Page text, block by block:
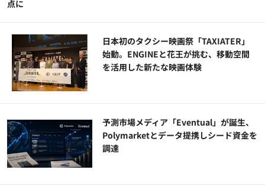
点に
日本初のタクシー映画祭「TAXIATER」
始動。ENGINEと花王が挑む、移動空間
を活用した新たな映画体験
予測市場メディア「Eventual」が誕生、
Polymarketとデータ提携しシード資金を
調達